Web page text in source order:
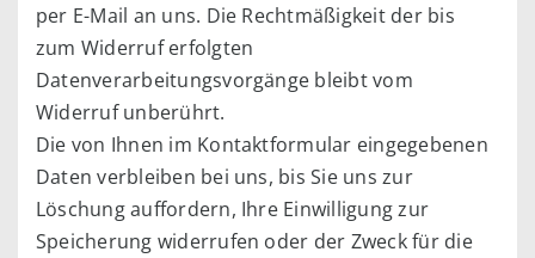
per E-Mail an uns. Die Rechtmäßigkeit der bis
zum Widerruf erfolgten
Datenverarbeitungsvorgänge bleibt vom
Widerruf unberührt.
Die von Ihnen im Kontaktformular eingegebenen
Daten verbleiben bei uns, bis Sie uns zur
Löschung auffordern, Ihre Einwilligung zur
Speicherung widerrufen oder der Zweck für die